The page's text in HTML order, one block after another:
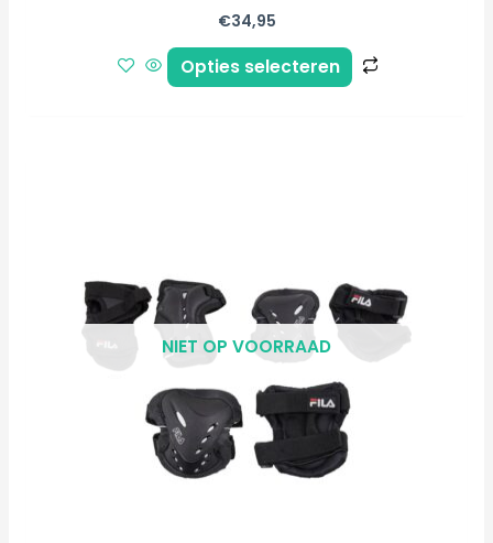
€34,95
Opties selecteren
NIET OP VOORRAAD
variaties.
Deze
optie